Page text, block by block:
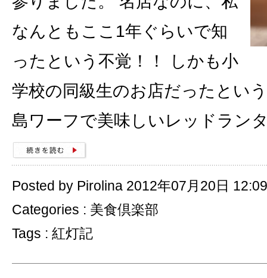
なんともここ1年ぐらいで知
ったという不覚！！ しかも小
学校の同級生のお店だったとい
島ワーフで美味しいレッドラン
Posted by Pirolina 2012年07月20日 12:09
Categories : 美食倶楽部
Tags : 紅灯記